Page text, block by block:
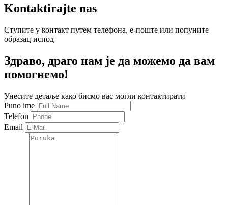
Kontaktirajte nas
Ступите у контакт путем телефона, е-поште или попуните
образац испод
Здраво, драго нам је да можемо да вам
помогнемо!
Унесите детаље како бисмо вас могли контактирати
Puno ime
Telefon
Email